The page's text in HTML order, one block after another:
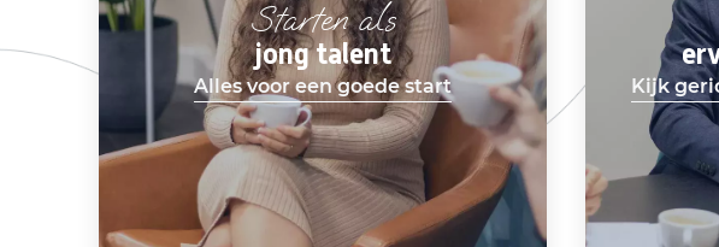
Starten als
jong talent
Alles voor een goede start Kijk